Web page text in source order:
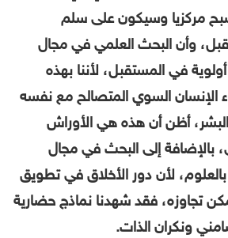
مركزيا وسيكون على سلم
وأن البحث العلمي في مجال
في المستقبل، لأننا بهذه
الإنسان السوي المتصالح مع نفسه
أظن أن هذه هي الأوراش
بالإضافة إلى البحث في مجال
بالعلوم، لأن دور الأخلاق في تطويق
تجاوزه، فقد شهدنا نماذج حضارية
ونكران الذات.